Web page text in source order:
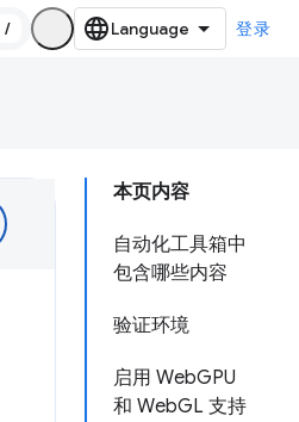
/ 登录
本页内容
自动化工具箱中
包含哪些内容
验证环境
启用 WebGPU
和 WebGL 支持